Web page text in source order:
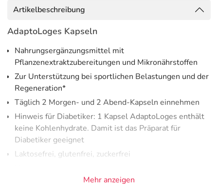
Artikelbeschreibung
AdaptoLoges Kapseln
Nahrungsergänzungsmittel mit
Pflanzenextraktzubereitungen und Mikronährstoffen
Zur Unterstützung bei sportlichen Belastungen und der
Regeneration*
Täglich 2 Morgen- und 2 Abend-Kapseln einnehmen
Hinweis für Diabetiker: 1 Kapsel AdaptoLoges enthält
keine Kohlenhydrate. Damit ist das Präparat für
Diabetiker geeignet
Laktosefrei, glutenfrei, zuckerfrei
Mehr anzeigen